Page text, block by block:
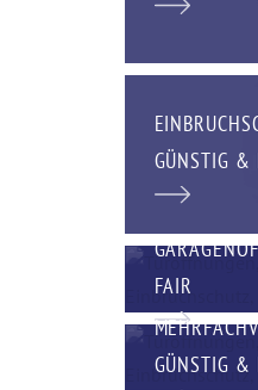
GÜNSTIG &
FAIR
GÜNSTIG &